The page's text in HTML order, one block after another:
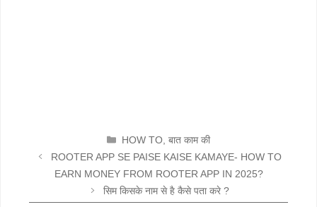
CATEGORIES
HOW TO ,बात काम की
ROOTER APP SE PAISE KAISE KAMAYE- HOW TO
EARN MONEY FROM ROOTER APP IN 2025?
सिम किसके नाम से है कैसे पता करे ?